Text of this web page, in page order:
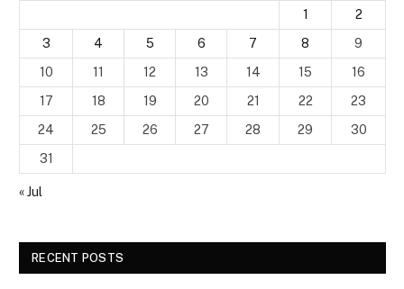
1
2
3
4 5 6 7 8
9
10
11 12 13 14 15
16
17
18 19 20 21 22
23
24
25 26 27 28 29
30
31
« Jul
RECENT POSTS